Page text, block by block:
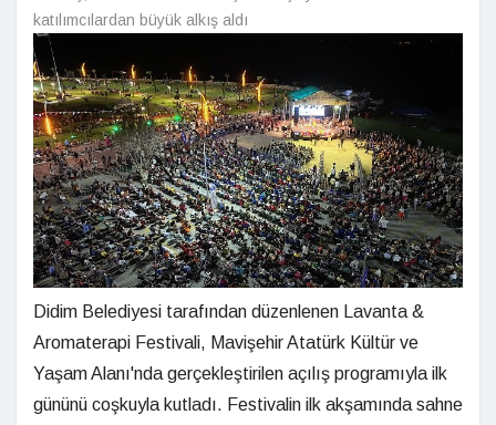
katılımcılardan büyük alkış aldı
Didim Belediyesi tarafından düzenlenen Lavanta &
Aromaterapi Festivali, Mavişehir Atatürk Kültür ve
Yaşam Alanı'nda gerçekleştirilen açılış programıyla ilk
gününü coşkuyla kutladı. Festivalin ilk akşamında sahne